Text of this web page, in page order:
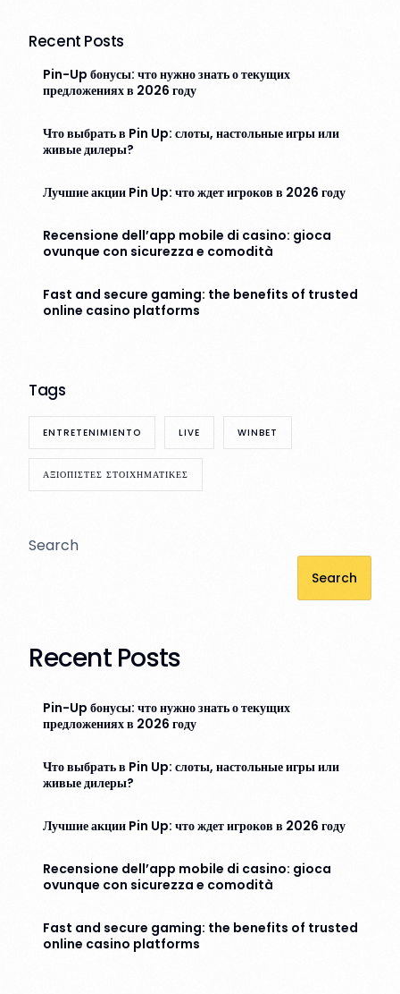
Recent Posts
Pin-Up бонусы: что нужно знать о текущих
предложениях в 2026 году
Что выбрать в Pin Up: слоты, настольные игры или
живые дилеры?
Лучшие акции Pin Up: что ждет игроков в 2026 году
Recensione dell’app mobile di casino: gioca
ovunque con sicurezza e comodità
Fast and secure gaming: the benefits of trusted
online casino platforms
Tags
ENTRETENIMIENTO LIVE WINBET
ΑΞΙΟΠΙΣΤΕΣ ΣΤΟΙΧΗΜΑΤΙΚΕΣ
Search
Search
Recent Posts
Pin-Up бонусы: что нужно знать о текущих
предложениях в 2026 году
Что выбрать в Pin Up: слоты, настольные игры или
живые дилеры?
Лучшие акции Pin Up: что ждет игроков в 2026 году
Recensione dell’app mobile di casino: gioca
ovunque con sicurezza e comodità
Fast and secure gaming: the benefits of trusted
online casino platforms